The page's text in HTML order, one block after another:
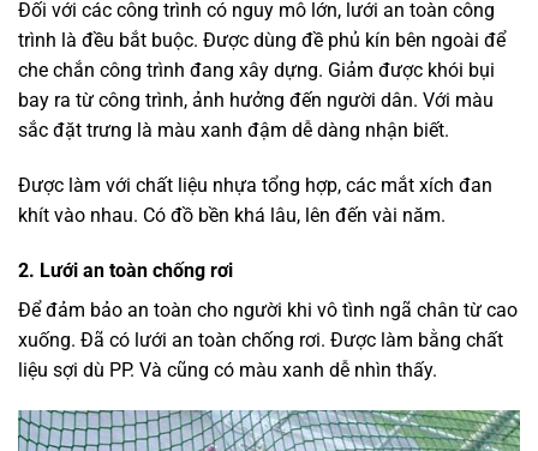
Đối với các công trình có nguy mô lớn, lưới an toàn công
trình là đều bắt buộc. Được dùng đề phủ kín bên ngoài để
che chắn công trình đang xây dựng. Giảm được khói bụi
bay ra từ công trình, ảnh hưởng đến người dân. Với màu
sắc đặt trưng là màu xanh đậm dễ dàng nhận biết.
Được làm với chất liệu nhựa tổng hợp, các mắt xích đan
khít vào nhau. Có đồ bền khá lâu, lên đến vài năm.
2. Lưới an toàn chống rơi
Để đảm bảo an toàn cho người khi vô tình ngã chân từ cao
xuống. Đã có lưới an toàn chống rơi. Được làm bằng chất
liệu sợi dù PP. Và cũng có màu xanh dễ nhìn thấy.